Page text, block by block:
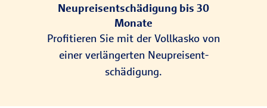
Neupreisentschädigung bis 30
Monate
Profi­tieren Sie mit der Voll­kasko von
einer ver­länger­ten Neu­preis­ent­
schädigung.